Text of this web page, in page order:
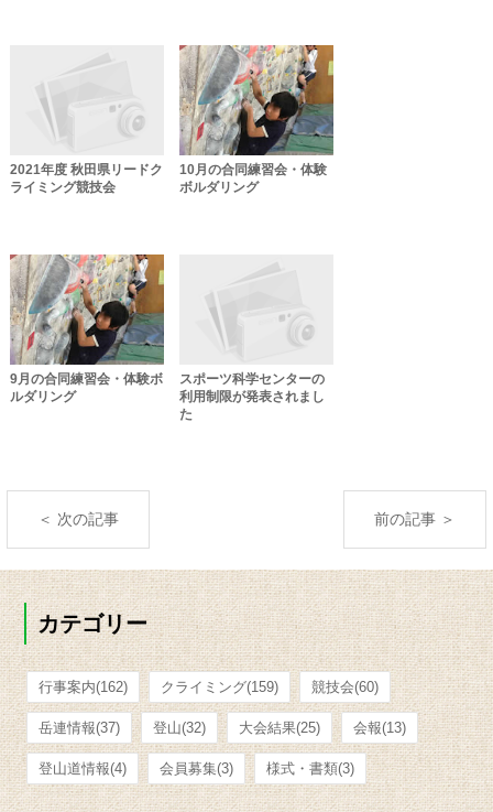
2021年度 秋田県リードク
ライミング競技会
10月の合同練習会・体験
ボルダリング
9月の合同練習会・体験ボ
ルダリング
スポーツ科学センターの
利用制限が発表されまし
た
＜ 次の記事 前の記事 ＞
カテゴリー
行事案内(162) クライミング(159) 競技会(60)
岳連情報(37) 登山(32) 大会結果(25) 会報(13)
登山道情報(4) 会員募集(3) 様式・書類(3)